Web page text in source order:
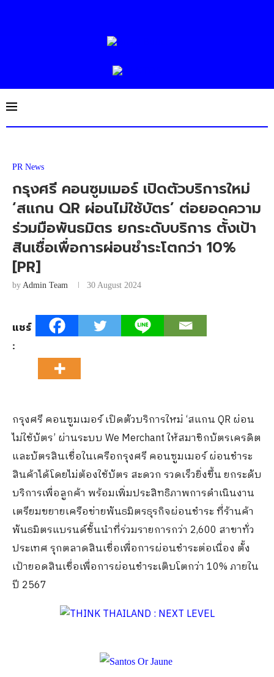
PR News
กรุงศรี คอนซูมเมอร์ เปิดตัวบริการใหม่
‘สแกน QR ผ่อนไม่ใช้บัตร’ ต่อยอดความ
ร่วมมือพันธมิตร ยกระดับบริการ ตั้งเป้า
สินเชื่อเพื่อการผ่อนชำระโตกว่า 10%
[PR]
by Admin Team 30 August 2024
แชร์
:
กรุงศรี คอนซูมเมอร์ เปิดตัวบริการใหม่ ‘สแกน QR ผ่อน
ไม่ใช้บัตร’ ผ่านระบบ We Merchant ให้สมาชิกบัตรเครดิต
และบัตรสินเชื่อในเครือกรุงศรี คอนซูมเมอร์ ผ่อนชำระ
สินค้าได้โดยไม่ต้องใช้บัตร สะดวก รวดเร็วยิ่งขึ้น ยกระดับ
บริการเพื่อลูกค้า พร้อมเพิ่มประสิทธิภาพการดำเนินงาน
เตรียมขยายเครือข่ายพันธมิตรธุรกิจผ่อนชำระ ที่ร้านค้า
พันธมิตรแบรนด์ชั้นนำที่ร่วมรายการกว่า 2,600 สาขาทั่ว
ประเทศ รุกตลาดสินเชื่อเพื่อการผ่อนชำระต่อเนื่อง ตั้ง
เป้ายอดสินเชื่อเพื่อการผ่อนชำระเติบโตกว่า 10% ภายใน
ปี 2567